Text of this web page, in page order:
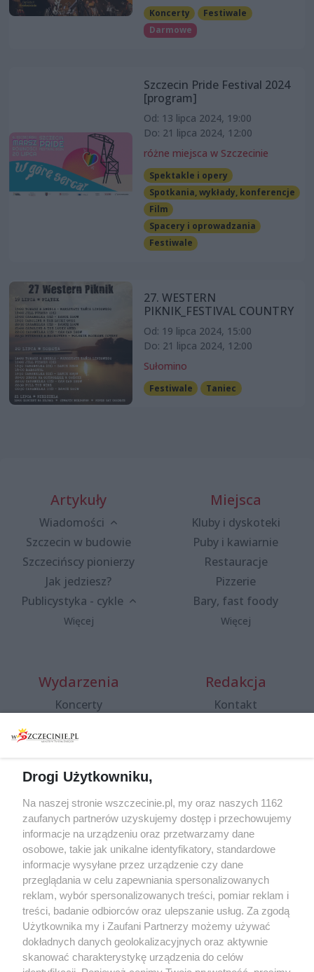
Koncerty
Festiwale
Darmowe
Szczecin Pride Festival 2024
[program]
Od: 13 lipca 2024, 19:00
Do: 21 lipca 2024, 12:00
różne miejsca w Szczecinie
Spektakle i opery
Spotkania, wykłady, konferencje
Film
Spacery i oprowadzania
Festiwale
27. WESTERN
PIKNIK_FESTIVAL COUNTRY
Od: 19 lipca 2024, 15:00
Do: 21 lipca 2024, 12:00
Sułomino
Festiwale Taniec
Artykuły
Wiadomości
Szczecin w budowie
Szczecińscy pionierzy
Jak jedziesz?
Publicystyka - cykle
Więcej
Miejsca
Kluby i dyskoteki
Puby i kawiarnie
Restauracje
Pizzerie
Bary, fast foody
Więcej
Wydarzenia
Koncerty
Spacery i oprowadzania
targi
Wernisaże
Więcej
Redakcja
Kontakt
Specjalny koncert z okazji
20. urodzin portalu
wSzczecinie.pl
Regulamin konkursów
śniadaniówka "Hej
Szczecin! Jest piątek!"
Partnerzy
Drogi Użytkowniku,
Na naszej stronie wszczecinie.pl, my oraz naszych 1162
zaufanych partnerów uzyskujemy dostęp i przechowujemy
informacje na urządzeniu oraz przetwarzamy dane
osobowe, takie jak unikalne identyfikatory, standardowe
informacje wysyłane przez urządzenie czy dane
przeglądania w celu zapewniania spersonalizowanych
reklam, wybór spersonalizowanych treści, pomiar reklam i
treści, badanie odbiorców oraz ulepszanie usług. Za zgodą
Użytkownika my i Zaufani Partnerzy możemy używać
dokładnych danych geolokalizacyjnych oraz aktywnie
skanować charakterystykę urządzenia do celów